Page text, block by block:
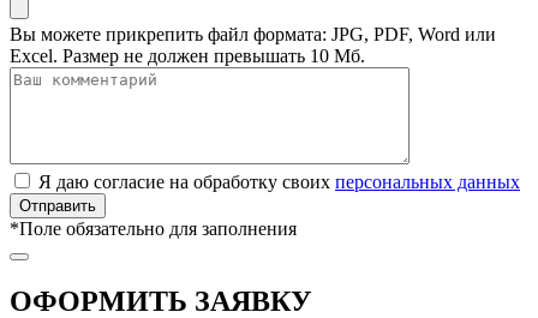
Вы можете прикрепить файл формата: JPG, PDF, Word или
Excel. Размер не должен превышать 10 Мб.
Я даю согласие на обработку своих персональных данных
*Поле обязательно для заполнения
ОФОРМИТЬ ЗАЯВКУ